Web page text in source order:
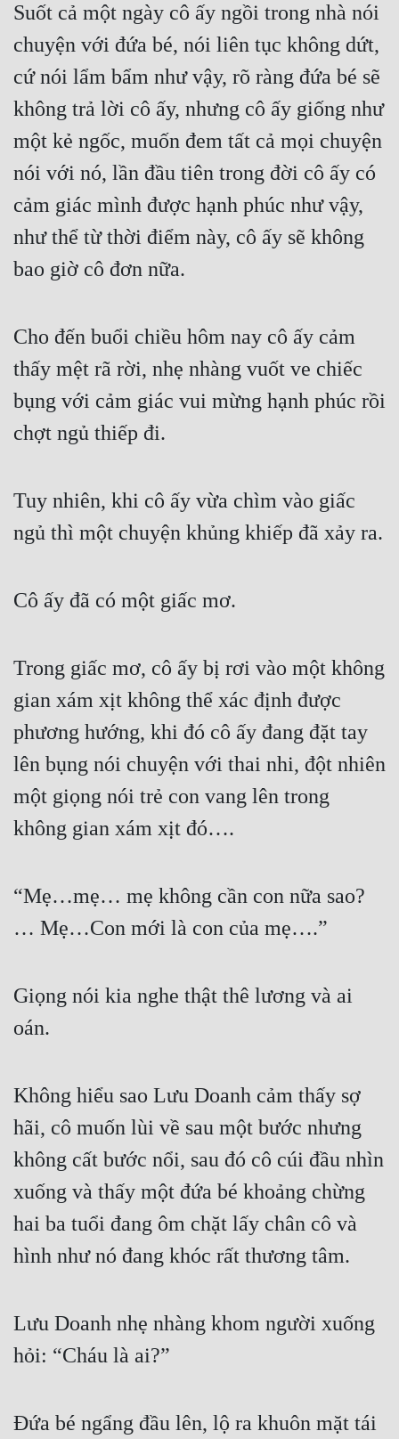
Suốt cả một ngày cô ấy ngồi trong nhà nói
chuyện với đứa bé, nói liên tục không dứt,
cứ nói lẩm bẩm như vậy, rõ ràng đứa bé sẽ
không trả lời cô ấy, nhưng cô ấy giống như
một kẻ ngốc, muốn đem tất cả mọi chuyện
nói với nó, lần đầu tiên trong đời cô ấy có
cảm giác mình được hạnh phúc như vậy,
như thể từ thời điểm này, cô ấy sẽ không
bao giờ cô đơn nữa.
Cho đến buổi chiều hôm nay cô ấy cảm
thấy mệt rã rời, nhẹ nhàng vuốt ve chiếc
bụng với cảm giác vui mừng hạnh phúc rồi
chợt ngủ thiếp đi.
Tuy nhiên, khi cô ấy vừa chìm vào giấc
ngủ thì một chuyện khủng khiếp đã xảy ra.
Cô ấy đã có một giấc mơ.
Trong giấc mơ, cô ấy bị rơi vào một không
gian xám xịt không thể xác định được
phương hướng, khi đó cô ấy đang đặt tay
lên bụng nói chuyện với thai nhi, đột nhiên
một giọng nói trẻ con vang lên trong
không gian xám xịt đó….
“Mẹ…mẹ… mẹ không cần con nữa sao?
… Mẹ…Con mới là con của mẹ….”
Giọng nói kia nghe thật thê lương và ai
oán.
Không hiểu sao Lưu Doanh cảm thấy sợ
hãi, cô muốn lùi về sau một bước nhưng
không cất bước nổi, sau đó cô cúi đầu nhìn
xuống và thấy một đứa bé khoảng chừng
hai ba tuổi đang ôm chặt lấy chân cô và
hình như nó đang khóc rất thương tâm.
Lưu Doanh nhẹ nhàng khom người xuống
hỏi: “Cháu là ai?”
Đứa bé ngẩng đầu lên, lộ ra khuôn mặt tái